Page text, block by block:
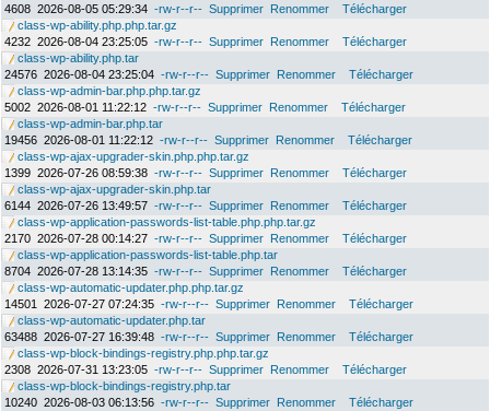
4608 2026-08-05 05:29:34 -rw-r--r-- Supprimer Renommer
Télécharger
class-wp-ability.php.php.tar.gz
4232 2026-08-04 23:25:05 -rw-r--r-- Supprimer Renommer
Télécharger
class-wp-ability.php.tar
24576 2026-08-04 23:25:04 -rw-r--r-- Supprimer Renommer
Télécharger
class-wp-admin-bar.php.php.tar.gz
5002 2026-08-01 11:22:12 -rw-r--r-- Supprimer Renommer
Télécharger
class-wp-admin-bar.php.tar
19456 2026-08-01 11:22:12 -rw-r--r-- Supprimer Renommer
Télécharger
class-wp-ajax-upgrader-skin.php.php.tar.gz
1399 2026-07-26 08:59:38 -rw-r--r-- Supprimer Renommer
Télécharger
class-wp-ajax-upgrader-skin.php.tar
6144 2026-07-26 13:49:57 -rw-r--r-- Supprimer Renommer
Télécharger
class-wp-application-passwords-list-table.php.php.tar.gz
2170 2026-07-28 00:14:27 -rw-r--r-- Supprimer Renommer
Télécharger
class-wp-application-passwords-list-table.php.tar
8704 2026-07-28 13:14:35 -rw-r--r-- Supprimer Renommer
Télécharger
class-wp-automatic-updater.php.php.tar.gz
14501
2026-07-27 07:24:35 -rw-r--r-- Supprimer Renommer
Télécharger
class-wp-automatic-updater.php.tar
63488 2026-07-27 16:39:48 -rw-r--r-- Supprimer Renommer
Télécharger
class-wp-block-bindings-registry.php.php.tar.gz
2308 2026-07-31 13:23:05 -rw-r--r-- Supprimer Renommer
Télécharger
class-wp-block-bindings-registry.php.tar
10240 2026-08-03 06:13:56 -rw-r--r-- Supprimer Renommer
Télécharger